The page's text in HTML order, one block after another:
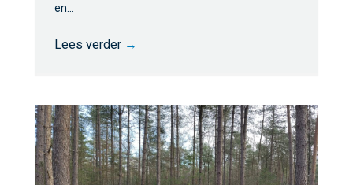
en…
Lees verder →